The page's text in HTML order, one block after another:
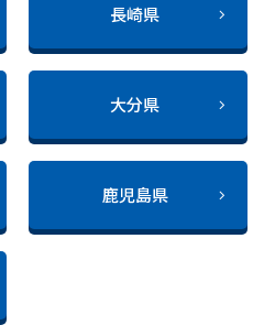
長崎県
大分県
鹿児島県